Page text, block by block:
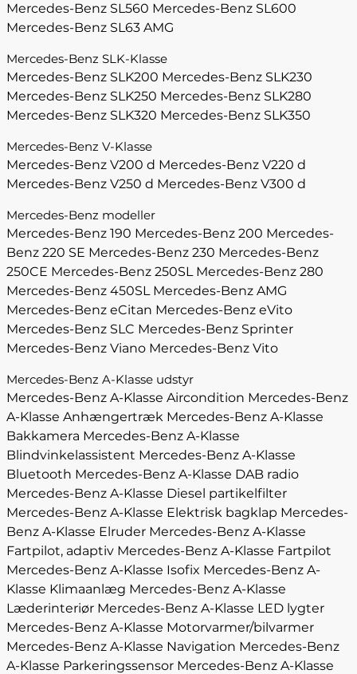
Mercedes-Benz SL560 Mercedes-Benz SL600
Mercedes-Benz SL63 AMG
Mercedes-Benz SLK-Klasse
Mercedes-Benz SLK200 Mercedes-Benz SLK230
Mercedes-Benz SLK250 Mercedes-Benz SLK280
Mercedes-Benz SLK320 Mercedes-Benz SLK350
Mercedes-Benz V-Klasse
Mercedes-Benz V200 d Mercedes-Benz V220 d
Mercedes-Benz V250 d Mercedes-Benz V300 d
Mercedes-Benz modeller
Mercedes-Benz 190 Mercedes-Benz 200 Mercedes-
Benz 220 SE Mercedes-Benz 230 Mercedes-Benz
250CE Mercedes-Benz 250SL Mercedes-Benz 280
Mercedes-Benz 450SL Mercedes-Benz AMG
Mercedes-Benz eCitan Mercedes-Benz eVito
Mercedes-Benz SLC Mercedes-Benz Sprinter
Mercedes-Benz Viano Mercedes-Benz Vito
Mercedes-Benz A-Klasse udstyr
Mercedes-Benz A-Klasse Aircondition Mercedes-Benz
A-Klasse Anhængertræk Mercedes-Benz A-Klasse
Bakkamera Mercedes-Benz A-Klasse
Blindvinkelassistent Mercedes-Benz A-Klasse
Bluetooth Mercedes-Benz A-Klasse DAB radio
Mercedes-Benz A-Klasse Diesel partikelfilter
Mercedes-Benz A-Klasse Elektrisk bagklap Mercedes-
Benz A-Klasse Elruder Mercedes-Benz A-Klasse
Fartpilot, adaptiv Mercedes-Benz A-Klasse Fartpilot
Mercedes-Benz A-Klasse Isofix Mercedes-Benz A-
Klasse Klimaanlæg Mercedes-Benz A-Klasse
Læderinteriør Mercedes-Benz A-Klasse LED lygter
Mercedes-Benz A-Klasse Motorvarmer/bilvarmer
Mercedes-Benz A-Klasse Navigation Mercedes-Benz
A-Klasse Parkeringssensor Mercedes-Benz A-Klasse